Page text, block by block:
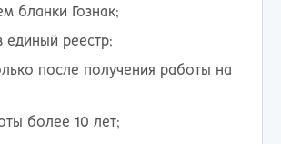
бланки Гознак;
единый реестр;
после получения работы на
более 10 лет;